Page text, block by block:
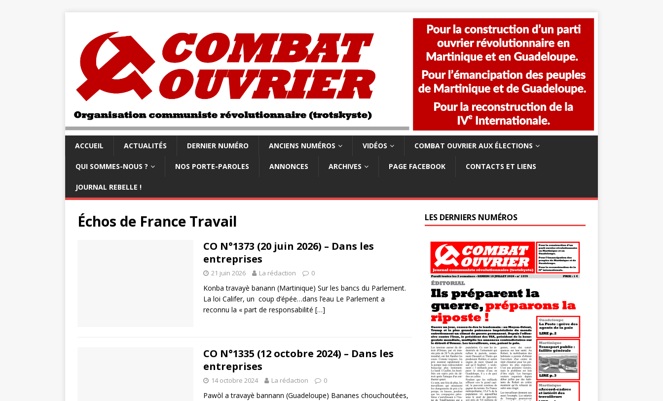
ACCUEIL ACTUALITÉS DERNIER NUMÉRO ANCIENS NUMÉROS VIDÉOS COMBAT OUVRIER AUX ÉLECTIONS
QUI SOMMES-NOUS ? NOS PORTE-PAROLES ANNONCES ARCHIVES PAGE FACEBOOK CONTACTS ET LIENS
JOURNAL REBELLE !
Échos de France Travail
CO N°1373 (20 juin 2026) – Dans les
entreprises
21 juin 2026 La rédaction 0
Konba travayè banann (Martinique) Sur les bancs du Parlement.
La loi Califer, un coup d’épée…dans l’eau Le Parlement a
reconnu la « part de responsabilité […]
CO N°1335 (12 octobre 2024) – Dans les
entreprises
14 octobre 2024 La rédaction 0
Pawòl a travayè bannann (Guadeloupe) Bananes chouchoutées,
LES DERNIERS NUMÉROS